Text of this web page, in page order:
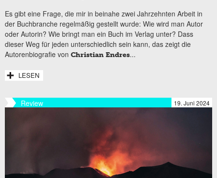
Es gibt eine Frage, die mir in beinahe zwei Jahrzehnten Arbeit in
der Buchbranche regelmäßig gestellt wurde: Wie wird man Autor
oder Autorin? Wie bringt man ein Buch im Verlag unter? Dass
dieser Weg für jeden unterschiedlich sein kann, das zeigt die
Autorenbiografie von Christian Endres...
LESEN
Review 19. Juni 2024